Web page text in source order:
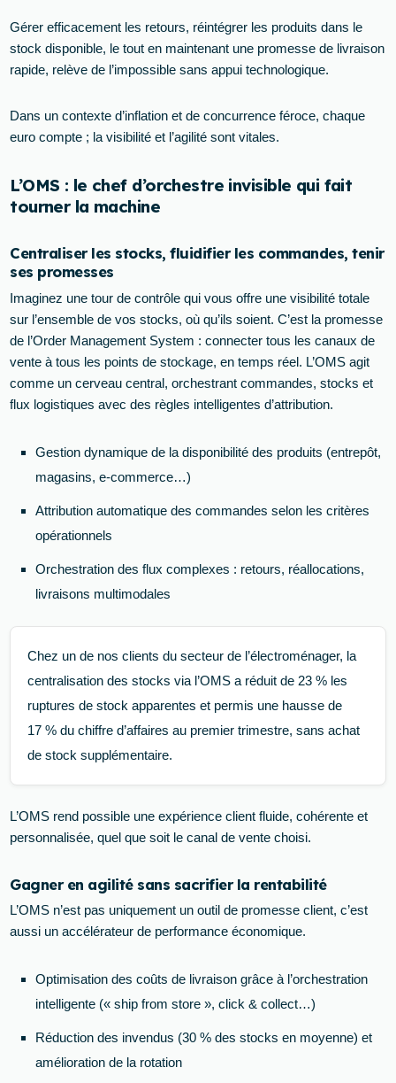
Gérer efficacement les retours, réintégrer les produits dans le
stock disponible, le tout en maintenant une promesse de livraison
rapide, relève de l’impossible sans appui technologique.
Dans un contexte d’inflation et de concurrence féroce, chaque
euro compte ; la visibilité et l’agilité sont vitales.
L’OMS : le chef d’orchestre invisible qui fait
tourner la machine
Centraliser les stocks, fluidifier les commandes, tenir
ses promesses
Imaginez une tour de contrôle qui vous offre une visibilité totale
sur l’ensemble de vos stocks, où qu’ils soient. C’est la promesse
de l’Order Management System : connecter tous les canaux de
vente à tous les points de stockage, en temps réel. L’OMS agit
comme un cerveau central, orchestrant commandes, stocks et
flux logistiques avec des règles intelligentes d’attribution.
Gestion dynamique de la disponibilité des produits (entrepôt,
magasins, e-commerce…)
Attribution automatique des commandes selon les critères
opérationnels
Orchestration des flux complexes : retours, réallocations,
livraisons multimodales
Chez un de nos clients du secteur de l’électroménager, la
centralisation des stocks via l’OMS a réduit de 23 % les
ruptures de stock apparentes et permis une hausse de
17 % du chiffre d’affaires au premier trimestre, sans achat
de stock supplémentaire.
L’OMS rend possible une expérience client fluide, cohérente et
personnalisée, quel que soit le canal de vente choisi.
Gagner en agilité sans sacrifier la rentabilité
L’OMS n’est pas uniquement un outil de promesse client, c’est
aussi un accélérateur de performance économique.
Optimisation des coûts de livraison grâce à l’orchestration
intelligente (« ship from store », click & collect…)
Réduction des invendus (30 % des stocks en moyenne) et
amélioration de la rotation